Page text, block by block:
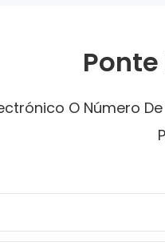
O Número